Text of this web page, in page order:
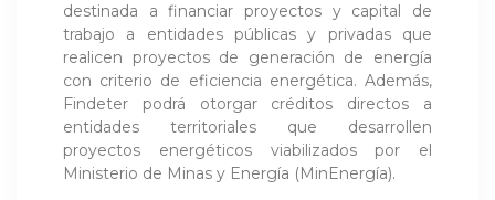
destinada a financiar proyectos y capital de
trabajo a entidades públicas y privadas que
realicen proyectos de generación de energía
con criterio de eficiencia energética. Además,
Findeter podrá otorgar créditos directos a
entidades territoriales que desarrollen
proyectos energéticos viabilizados por el
Ministerio de Minas y Energía (MinEnergía).